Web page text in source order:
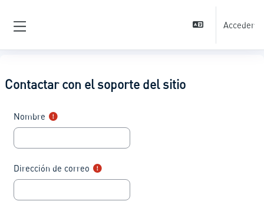
Acceder
Contactar con el soporte del sitio
Nombre
Dirección de correo